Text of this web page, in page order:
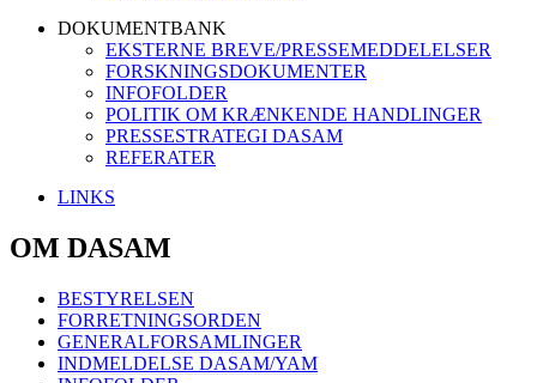
DOKUMENTBANK
EKSTERNE BREVE/PRESSEMEDDELELSER
FORSKNINGSDOKUMENTER
INFOFOLDER
POLITIK OM KRÆNKENDE HANDLINGER
PRESSESTRATEGI DASAM
REFERATER
LINKS
OM DASAM
BESTYRELSEN
FORRETNINGSORDEN
GENERALFORSAMLINGER
INDMELDELSE DASAM/YAM